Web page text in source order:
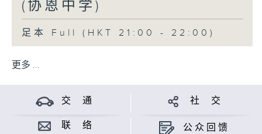
(协恩中学)
足本 Full (HKT 21:00 - 22:00)
更多 ...
交 通 社 交
联 络 公众回馈